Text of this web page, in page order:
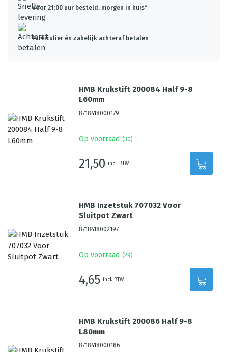
Voor 21:00 uur besteld, morgen in huis*
Particulier én zakelijk achteraf betalen
HMB Krukstift 200084 Half 9-8
L60mm
8718418000179
Op voorraad (30)
21,50 incl. BTW
HMB Inzetstuk 707032 Voor
Sluitpot Zwart
8718418002197
Op voorraad (29)
4,65 incl. BTW
HMB Krukstift 200086 Half 9-8
L80mm
8718418000186